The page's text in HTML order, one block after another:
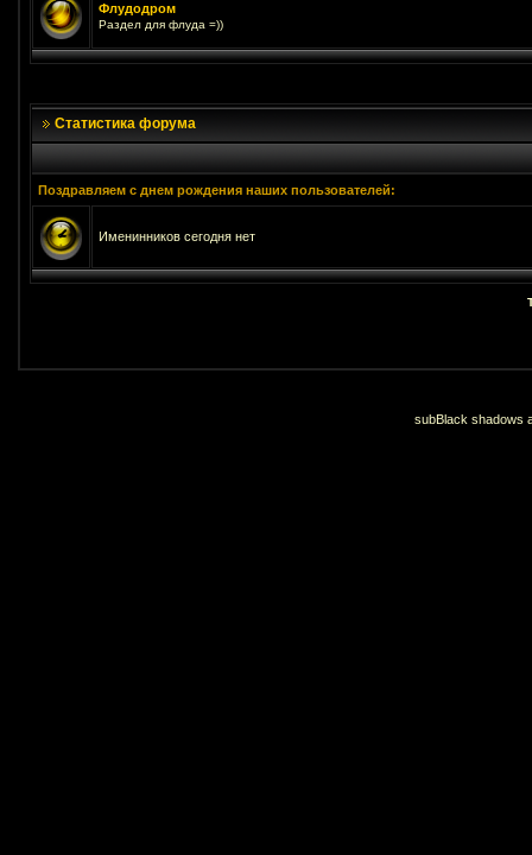
Флудодром
Раздел для флуда =))
Статистика форума
Поздравляем с днем рождения наших пользователей:
Именинников сегодня нет
subBlack shadows